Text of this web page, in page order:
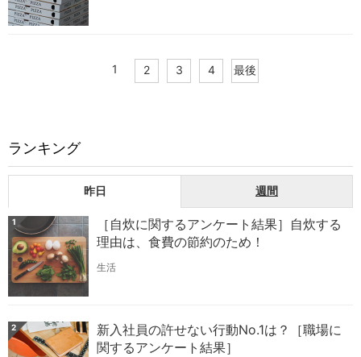
1 2 3 4 最後
ランキング
昨日 週間
1
［自炊に関するアンケート結果］自炊する
理由は、食費の節約のため！
生活
2
新入社員の許せない行動No.1は？［職場に
関するアンケート結果］